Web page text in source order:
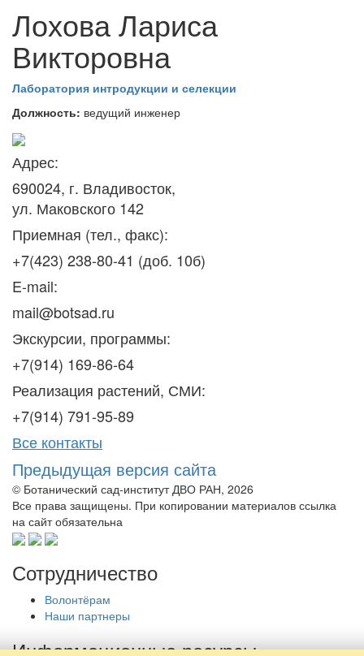
Лохова Лариса
Викторовна
Лаборатория интродукции и селекции
Должность: ведущий инженер
Адрес:
690024, г. Владивосток,
ул. Маковского 142
Приемная (тел., факс):
+7(423) 238-80-41 (доб. 10б)
E-mail:
mail@botsad.ru
Экскурсии, программы:
+7(914) 169-86-64
Реализация растений, СМИ:
+7(914) 791-95-89
Все контакты
Предыдущая версия сайта
© Ботанический сад-институт ДВО РАН, 2026
Все права защищены. При копировании материалов ссылка
на сайт обязательна
Сотрудничество
Волонтёрам
Наши партнеры
Информационные ресурсы